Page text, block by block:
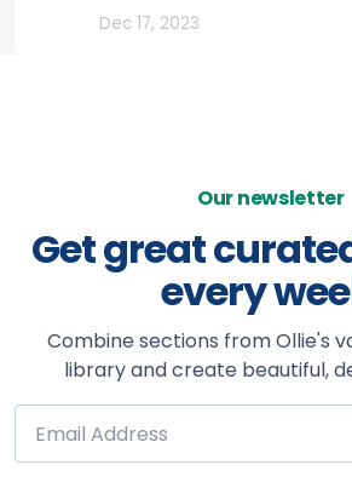
Dec 17, 2023
Our newsletter
Get great
every
Combine sections from Ollie's
library and create beautiful,